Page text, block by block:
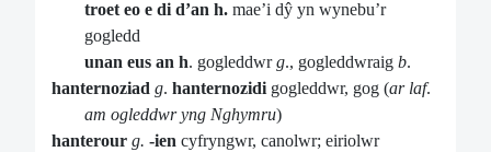
troet eo e di d’an h. mae’i dŷ yn wynebu’r
gogledd
unan eus an h. gogleddwrg., gogleddwraig b.
hanternoziad g. hanternozidi gogleddwr, gog (ar laf.
am ogleddwr yng Nghymru)
hanterour g. -ien cyfryngwr, canolwr; eiriolwr